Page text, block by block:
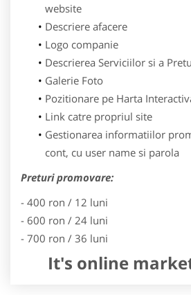
website
Descriere afacere
Logo companie
Descrierea Serviciilor si a
Galerie Foto
Pozitionare pe Harta
Link catre propriul site
Gestionarea informatiilor
cont, cu user name si parola
Preturi promovare:
- 400 ron / 12 luni
- 600 ron / 24 luni
- 700 ron / 36 luni
It's online